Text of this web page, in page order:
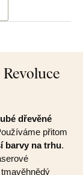
dřevěné
přitom
barvy na trhu.